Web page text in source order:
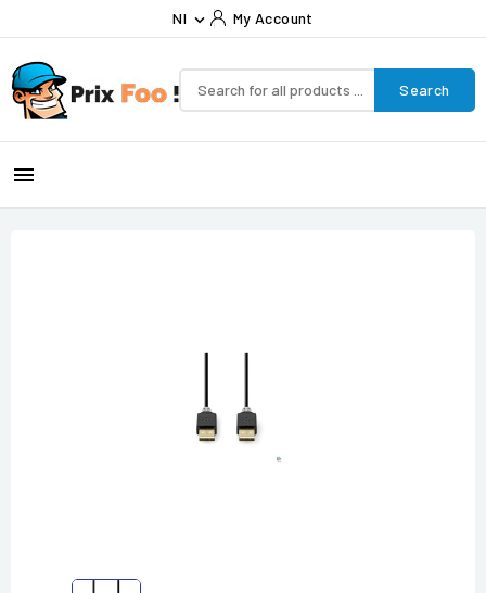
Nl  My Account
Search
